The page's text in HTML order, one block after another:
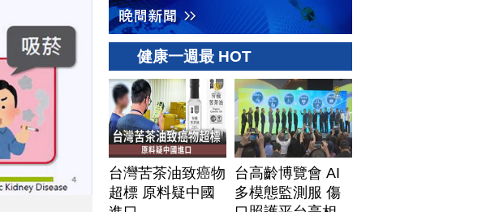
健康一週最 HOT
台灣苦茶油致癌物
超標 原料疑中國
台高齡博覽會 AI
多模態監測服 傷